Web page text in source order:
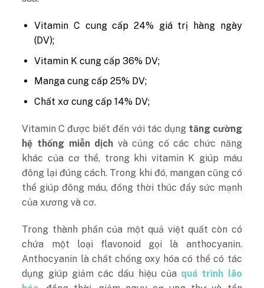
Vitamin C cung cấp 24% giá trị hàng ngày
(DV);
Vitamin K cung cấp 36% DV;
Manga cung cấp 25% DV;
Chất xơ cung cấp 14% DV;
Vitamin C được biết đến với tác dụng tăng cường
hệ thống miễn dịch và củng cố các chức năng
khác của cơ thể, trong khi vitamin K giúp máu
đông lại đúng cách. Trong khi đó, mangan cũng có
thể giúp đông máu, đồng thời thúc đẩy sức mạnh
của xương và cơ.
Trong thành phần của một quả việt quất còn có
chứa một loại flavonoid gọi là anthocyanin.
Anthocyanin là chất chống oxy hóa có thể có tác
dụng giúp giảm các dấu hiệu của quá trình lão